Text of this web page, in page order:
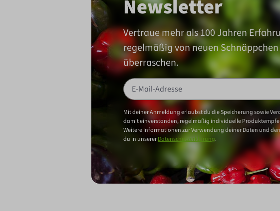
Newsletter
Vertraue mehr als 100 Jahren
regelmäßig von neuen
überraschen.
Mit deiner Anmeldung erlaubst du die Speicherung sowie
damit einverstanden, regelmäßig individuelle
Weitere Informationen zur Verwendung deiner Daten und
du in unsererDatenschutzerklärung.